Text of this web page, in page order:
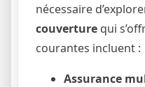
nécessaire
couverture qui
courantes incluent :
Assurance